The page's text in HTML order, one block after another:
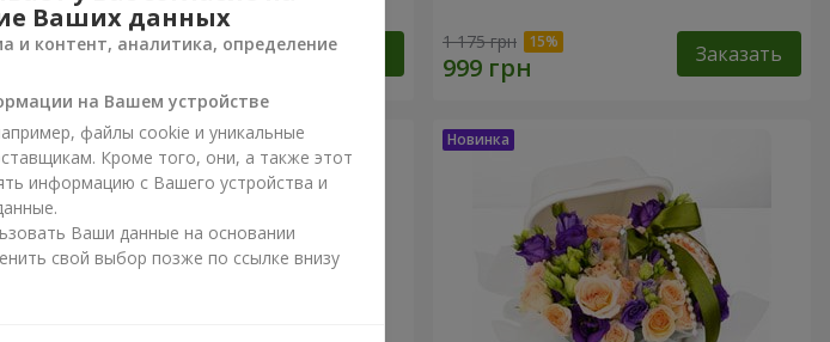
3 332 грн Заказать 1 175 грн Заказать
Ваших данных
и контент, аналитика, определение
на Вашем устройстве
файлы cookie и уникальные
Кроме того, они, а также этот
информацию с Вашего устройства и
Ваши данные на основании
свой выбор позже по ссылке внизу